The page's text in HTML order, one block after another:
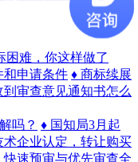
困难，你这样做了
和申请条件 ♦ 商标续展
到审查意见通知书怎么
吗？ ♦ 国知局3月起
术企业认定，转让购买
速预审与优先审查全